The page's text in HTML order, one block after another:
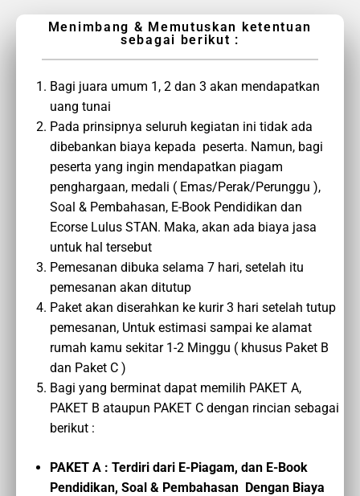
Menimbang & Memutuskan ketentuan
sebagai berikut :
Bagi juara umum 1, 2 dan 3 akan mendapatkan
uang tunai
Pada prinsipnya seluruh kegiatan ini tidak ada
dibebankan biaya kepada peserta. Namun, bagi
peserta yang ingin mendapatkan piagam
penghargaan, medali ( Emas/Perak/Perunggu ),
Soal & Pembahasan, E-Book Pendidikan dan
Ecorse Lulus STAN. Maka, akan ada biaya jasa
untuk hal tersebut
Pemesanan dibuka selama 7 hari, setelah itu
pemesanan akan ditutup
Paket akan diserahkan ke kurir 3 hari setelah tutup
pemesanan, Untuk estimasi sampai ke alamat
rumah kamu sekitar 1-2 Minggu ( khusus Paket B
dan Paket C )
Bagi yang berminat dapat memilih PAKET A,
PAKET B ataupun PAKET C dengan rincian sebagai
berikut :
PAKET A : Terdiri dari E-Piagam, dan E-Book
Pendidikan, Soal & Pembahasan Dengan Biaya